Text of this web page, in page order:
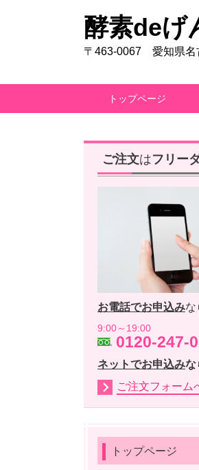
酵素deげ
〒463-0067 愛知県名
トップページ
ご注文はフリー
お電話でお申込みな
9:00～
0120-247-
ネットでお申込みな
ご注文フォーム
トップページ